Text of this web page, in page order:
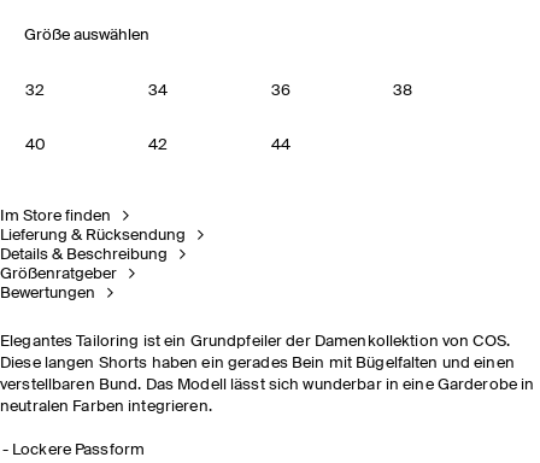
Größe auswählen
32 34 36 38
40 42 44
Im Store finden
Lieferung & Rücksendung
Details & Beschreibung
Größenratgeber
Bewertungen
Elegantes Tailoring ist ein Grundpfeiler der Damenkollektion von COS.
Diese langen Shorts haben ein gerades Bein mit Bügelfalten und einen
verstellbaren Bund. Das Modell lässt sich wunderbar in eine Garderobe in
neutralen Farben integrieren.
Lockere Passform